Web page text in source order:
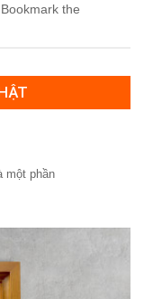
. Bookmark the
một phần